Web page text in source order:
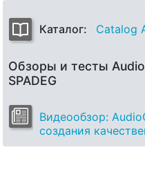
Каталог: Catalog
Обзоры и тесты
SPADEG
Видеообзор:
создания